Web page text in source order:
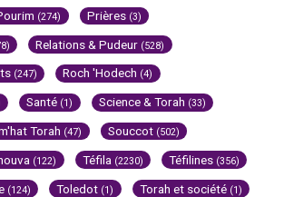
(274) Prières (3)
Relations & Pudeur (528)
(247) Roch 'Hodech (4)
Santé (1) Science & Torah (33)
Torah (47) Souccot (502)
(122) Téfila (2230) Téfilines (356)
(124) Toledot (1) Torah et société (1)